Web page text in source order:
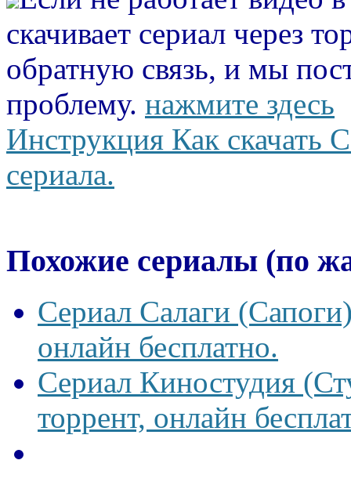
скачивает сериал через
обратную связь, и мы
проблему. нажмите здесь
Инструкция Как скачать
сериала.
Похожие сериалы (по
Сериал Салаги
онлайн бесплатно.
Сериал Киностудия
торрент, онлайн